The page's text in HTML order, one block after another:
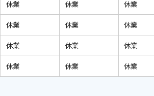
休業 休業 休業
休業 休業 休業
休業 休業 休業
休業 休業 休業